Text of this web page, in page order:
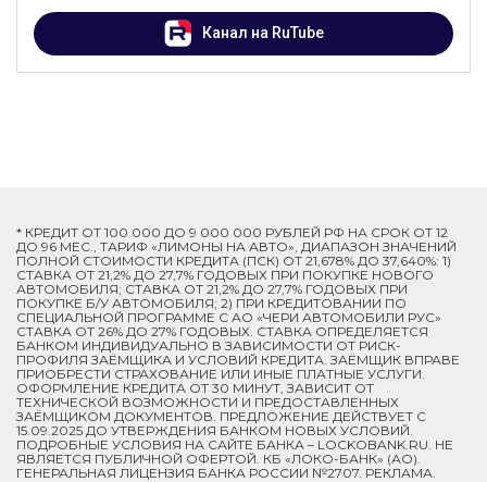
Канал на RuTube
* КРЕДИТ ОТ 100 000 ДО 9 000 000 РУБЛЕЙ РФ НА СРОК ОТ 12
ДО 96 МЕС., ТАРИФ «ЛИМОНЫ НА АВТО», ДИАПАЗОН ЗНАЧЕНИЙ
ПОЛНОЙ СТОИМОСТИ КРЕДИТА (ПСК) ОТ 21,678% ДО 37,640%: 1)
СТАВКА ОТ 21,2% ДО 27,7% ГОДОВЫХ ПРИ ПОКУПКЕ НОВОГО
АВТОМОБИЛЯ; СТАВКА ОТ 21,2% ДО 27,7% ГОДОВЫХ ПРИ
ПОКУПКЕ Б/У АВТОМОБИЛЯ; 2) ПРИ КРЕДИТОВАНИИ ПО
СПЕЦИАЛЬНОЙ ПРОГРАММЕ C АО «ЧЕРИ АВТОМОБИЛИ РУС»
СТАВКА ОТ 26% ДО 27% ГОДОВЫХ. СТАВКА ОПРЕДЕЛЯЕТСЯ
БАНКОМ ИНДИВИДУАЛЬНО В ЗАВИСИМОСТИ ОТ РИСК-
ПРОФИЛЯ ЗАЁМЩИКА И УСЛОВИЙ КРЕДИТА. ЗАЁМЩИК ВПРАВЕ
ПРИОБРЕСТИ СТРАХОВАНИЕ ИЛИ ИНЫЕ ПЛАТНЫЕ УСЛУГИ.
ОФОРМЛЕНИЕ КРЕДИТА ОТ 30 МИНУТ, ЗАВИСИТ ОТ
ТЕХНИЧЕСКОЙ ВОЗМОЖНОСТИ И ПРЕДОСТАВЛЕННЫХ
ЗАЁМЩИКОМ ДОКУМЕНТОВ. ПРЕДЛОЖЕНИЕ ДЕЙСТВУЕТ С
15.09.2025 ДО УТВЕРЖДЕНИЯ БАНКОМ НОВЫХ УСЛОВИЙ.
ПОДРОБНЫЕ УСЛОВИЯ НА САЙТЕ БАНКА – LOCKOBANK.RU. НЕ
ЯВЛЯЕТСЯ ПУБЛИЧНОЙ ОФЕРТОЙ. КБ «ЛОКО-БАНК» (АО).
ГЕНЕРАЛЬНАЯ ЛИЦЕНЗИЯ БАНКА РОССИИ №2707. РЕКЛАМА.